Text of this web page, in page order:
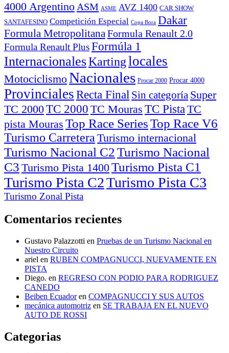
4000 Argentino ASM ASME AVZ 1400 CAR SHOW
SANTAFESINO Competición Especial Copa Bora Dakar
Formula MetropolitanaFormula Renault 2.0
Formula Renault PlusFormúla 1
InternacionalesKartinglocales
MotociclismoNacionales Procar 2000 Procar 4000
Provinciales Recta Final Sin categoría Super
TC 2000TC 2000 TC Mouras TC Pista TC
pista Mouras Top Race Series
Turismo Carretera Turismo internacional
Turismo Nacional C2Turismo Nacional
C3 Turismo Pista 1400Turismo Pista C1
Turismo Pista C2Turismo Pista C3
Turismo Zonal Pista
Comentarios recientes
Gustavo Palazzotti en Pruebas de un Turismo Nacional en
Nuestro Circuito
ariel en RUBEN COMPAGNUCCI, NUEVAMENTE EN
PISTA
Diego. en REGRESO CON PODIO PARA RODRIGUEZ
CANEDO
Beiben Ecuadoren COMPAGNUCCI Y SUS AUTOS
mecánica automotriz en SE TRABAJA EN EL NUEVO
AUTO DE ROSSI
Categorias